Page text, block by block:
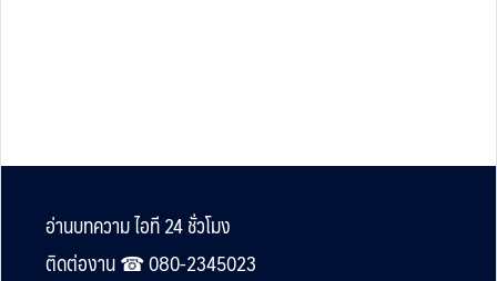
Footer
อ่านบทความ ไอที 24 ชั่วโมง
ติดต่องาน ☎︎ 080-2345023